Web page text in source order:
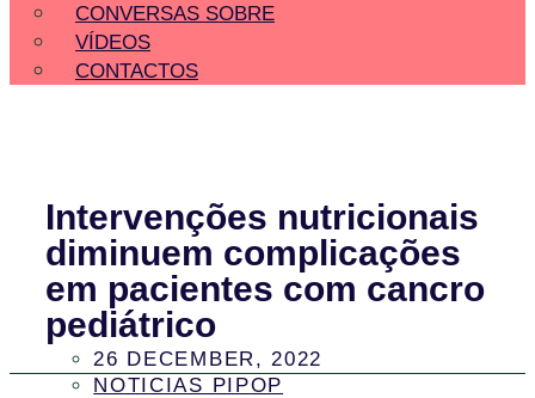
CONVERSAS SOBRE
VÍDEOS
CONTACTOS
Intervenções nutricionais
diminuem complicações
em pacientes com cancro
pediátrico
26 DECEMBER, 2022
NOTICIAS PIPOP